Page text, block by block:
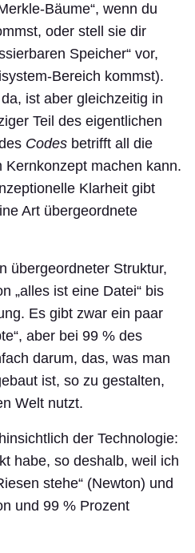
Bäume“, wenn du
oder stell sie dir
Speicher“ vor,
Bereich kommst).
ist aber gleichzeitig in
Teil des eigentlichen
Codes betrifft all die
Kernkonzept machen kann.
Klarheit gibt
Art übergeordnete
übergeordneter Struktur,
„alles ist eine Datei“ bis
Es gibt zwar ein paar
aber bei 99 % des
darum, das, was man
ist, so zu gestalten,
Welt nutzt.
der Technologie:
habe, so deshalb, weil ich
stehe“ (Newton) und
und 99 % Prozent